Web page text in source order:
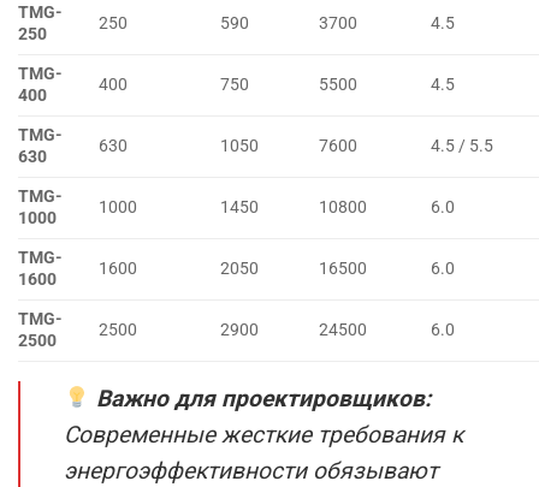
TMG-
250
250 590 3700 4.5
TMG-
400
400 750 5500 4.5
TMG-
630
630 1050 7600 4.5 / 5.5
TMG-
1000
1000 1450 10800 6.0
TMG-
1600
1600 2050 16500 6.0
TMG-
2500
2500 2900 24500 6.0
Важно для проектировщиков:
Современные жесткие требования к
энергоэффективности обязывают